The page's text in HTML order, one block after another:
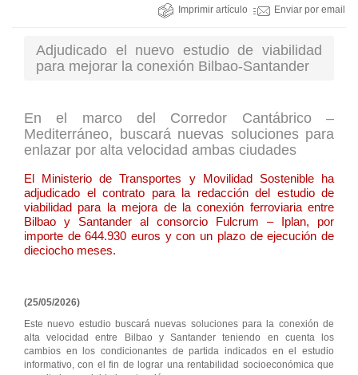
Imprimir artículo Enviar por email
Adjudicado el nuevo estudio de viabilidad
para mejorar la conexión Bilbao-Santander
En el marco del Corredor Cantábrico –
Mediterráneo, buscará nuevas soluciones para
enlazar por alta velocidad ambas ciudades
El Ministerio de Transportes y Movilidad Sostenible ha
adjudicado el contrato para la redacción del estudio de
viabilidad para la mejora de la conexión ferroviaria entre
Bilbao y Santander al consorcio Fulcrum – Iplan, por
importe de 644.930 euros y con un plazo de ejecución de
dieciocho meses.
(25/05/2026)
Este nuevo estudio buscará nuevas soluciones para la conexión de
alta velocidad entre Bilbao y Santander teniendo en cuenta los
cambios en los condicionantes de partida indicados en el estudio
informativo, con el fin de lograr una rentabilidad socioeconómica que